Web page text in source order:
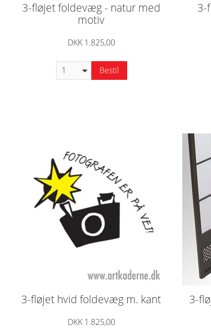
3-fløjet foldevæg - natur med
motiv
DKK 1.825,00
Bestil
3-
3-fløjet hvid foldevæg m. kant
DKK 1.825,00
3-